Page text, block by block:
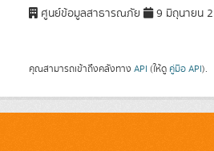
ศูนย์ข้อมูลสาธารณภัย 9 มิถุนายน
คุณสามารถเข้าถึงคลังทาง API (ให้ดู คู่มือ API).